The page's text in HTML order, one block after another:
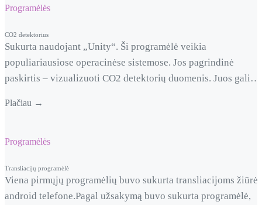
Programėlės
CO2 detektorius
Sukurta naudojant „Unity“. Ši programėlė veikia
populiariausiose operacinėse sistemose. Jos pagrindinė
paskirtis – vizualizuoti CO2 detektorių duomenis. Juos galima
pasaulio vietoje. Prietaisas API pagalba siunčia duomenis į
Kiekvieną prietaisą galima pridėti, sugrupuoti ir aktyvuoti.
Plačiau →
Programėlės
Transliacijų programėlė
Viena pirmųjų programėlių buvo sukurta transliacijoms
android telefone.Pagal užsakymą buvo sukurta programėlė,